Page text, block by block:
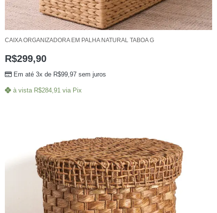
CAIXA ORGANIZADORA EM PALHA NATURAL TABOA G
R$299,90
Em até 3x de R$99,97 sem juros
à vista R$284,91 via Pix